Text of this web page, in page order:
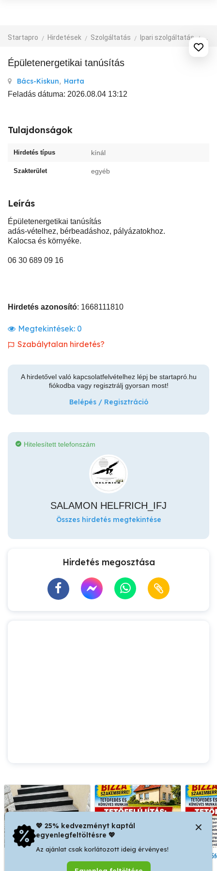
Startapro Hirdetések Szolgáltatás Ipari szolgáltatás
Épületenergetikai tanúsítás
Bács-Kiskun, Harta
Feladás dátuma: 2026.08.04 13:12
Tulajdonságok
Hirdetés típus kínál
Szakterület egyéb
Leírás
Épületenergetikai tanúsítás
adás-vételhez, bérbeadáshoz, pályázatokhoz.
Kalocsa és környéke.
06 30 689 09 16
Hirdetés azonosító: 1668111810
Megtekintések: 0
Szabálytalan hirdetés?
A hirdetővel való kapcsolatfelvételhez lépj be startapró.hu
fiókodba vagy regisztrálj gyorsan most!
Belépés / Regisztráció
Hitelesített telefonszám
SALAMON HELFRICH_IFJ
Összes hirdetés megtekintése
Hirdetés megosztása
terasz, lépcső, padló
💖 25% kedvezményt kaptál
egyenlegfeltöltésre 💖
Az ajánlat csak korlátozott ideig érvényes!